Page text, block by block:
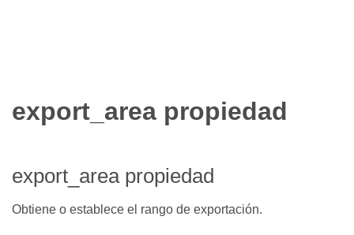
export_area propiedad
export_area propiedad
Obtiene o establece el rango de exportación.